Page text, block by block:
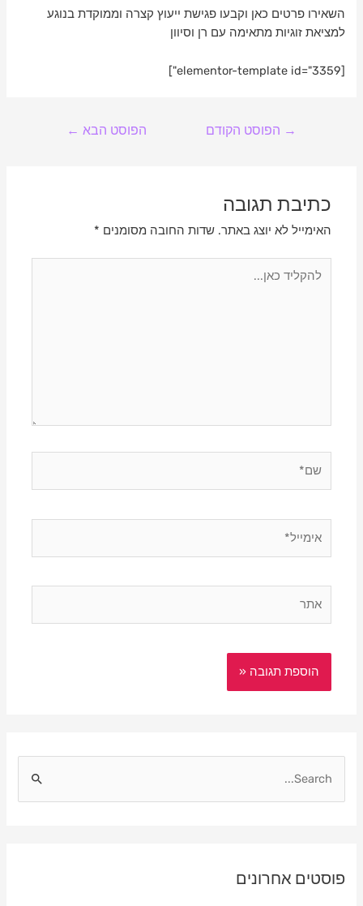
השאירו פרטים כאן וקבעו פגישת ייעוץ קצרה וממוקדת בנוגע
למציאת זוגיות מתאימה עם רן וסיוון
[elementor-template id="3359"]
→ הפוסט הקודם הפוסט הבא ←
כתיבת תגובה
האימייל לא יוצג באתר. שדות החובה מסומנים *
כאן...
e
c
פוסטים אחרונים